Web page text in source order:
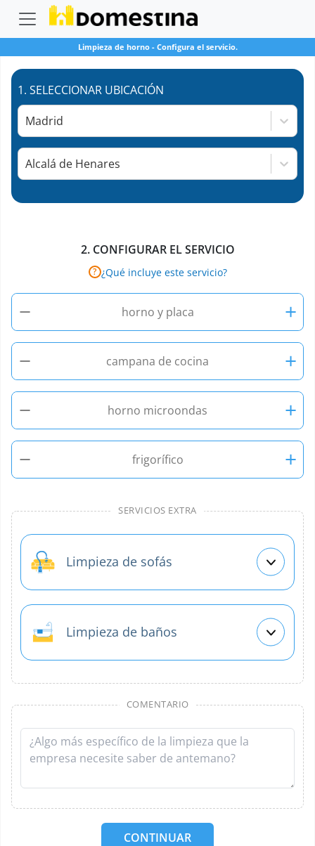
Limpieza de horno- Configura el servicio.
1. SELECCIONAR UBICACIÓN
Madrid
Alcalá de Henares
2. CONFIGURAR EL SERVICIO
? ¿Qué incluye este servicio?
− horno y placa
+
−
campana de cocina
+
−
horno microondas
+
−
frigorífico +
SERVICIOS EXTRA
Limpieza de sofás
Limpieza de baños
COMENTARIO
CONTINUAR